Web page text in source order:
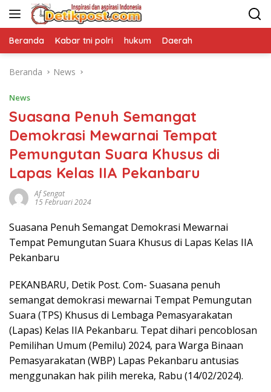
Langsung
Beranda Kabar tni polri hukum Daerah
Beranda News
News
Suasana Penuh Semangat
Demokrasi Mewarnai Tempat
Pemungutan Suara Khusus di
Lapas Kelas IIA Pekanbaru
Af Sengat
15 Februari 2024
Suasana Penuh Semangat Demokrasi Mewarnai
Tempat Pemungutan Suara Khusus di Lapas Kelas IIA
Pekanbaru
PEKANBARU, Detik Post. Com- Suasana penuh
semangat demokrasi mewarnai Tempat Pemungutan
Suara (TPS) Khusus di Lembaga Pemasyarakatan
(Lapas) Kelas IIA Pekanbaru. Tepat dihari pencoblosan
Pemilihan Umum (Pemilu) 2024, para Warga Binaan
Pemasyarakatan (WBP) Lapas Pekanbaru antusias
menggunakan hak pilih mereka, Rabu (14/02/2024).